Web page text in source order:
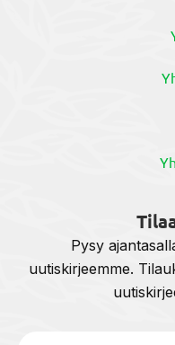
Pysy
uutiskirjeemme.